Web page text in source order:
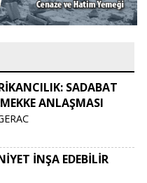
SADABAT
ANLAŞMASI
İNŞA EDEBİLİR